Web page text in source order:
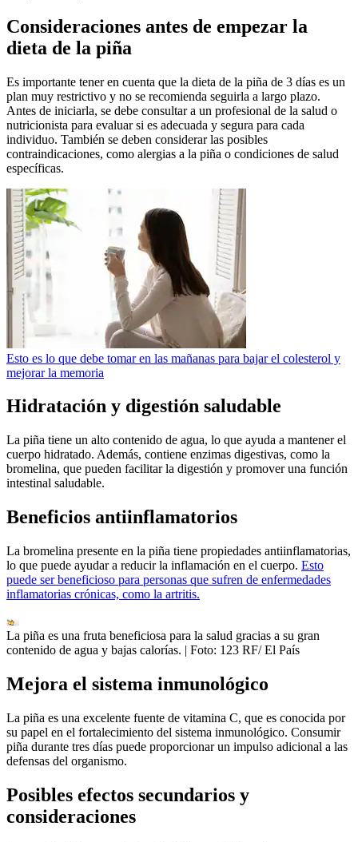
Consideraciones antes de empezar la
dieta de la piña
Es importante tener en cuenta que la dieta de la piña de 3 días es un
plan muy restrictivo y no se recomienda seguirla a largo plazo.
Antes de iniciarla, se debe consultar a un profesional de la salud o
nutricionista para evaluar si es adecuada y segura para cada
individuo. También se deben considerar las posibles
contraindicaciones, como alergias a la piña o condiciones de salud
específicas.
Esto es lo que debe tomar en las mañanas para bajar el colesterol y
mejorar la memoria
Hidratación y digestión saludable
La piña tiene un alto contenido de agua, lo que ayuda a mantener el
cuerpo hidratado. Además, contiene enzimas digestivas, como la
bromelina, que pueden facilitar la digestión y promover una función
intestinal saludable.
Beneficios antiinflamatorios
La bromelina presente en la piña tiene propiedades antiinflamatorias,
lo que puede ayudar a reducir la inflamación en el cuerpo. Esto
puede ser beneficioso para personas que sufren de enfermedades
inflamatorias crónicas, como la artritis.
La piña es una fruta beneficiosa para la salud gracias a su gran
contenido de agua y bajas calorías. | Foto: 123 RF/ El País
Mejora el sistema inmunológico
La piña es una excelente fuente de vitamina C, que es conocida por
su papel en el fortalecimiento del sistema inmunológico. Consumir
piña durante tres días puede proporcionar un impulso adicional a las
defensas del organismo.
Posibles efectos secundarios y
consideraciones